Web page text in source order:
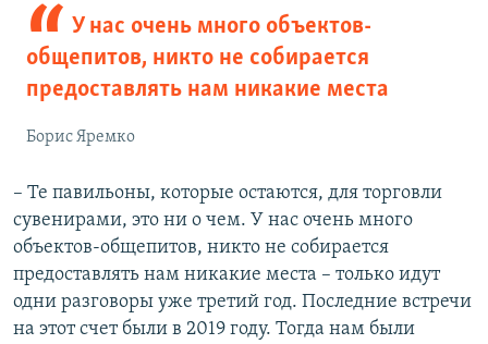
У нас очень много объектов-
общепитов, никто не собирается
предоставлять нам никакие места
Борис Яремко
– Те павильоны, которые остаются, для торговли
сувенирами, это ни о чем. У нас очень много
объектов-общепитов, никто не собирается
предоставлять нам никакие места – только идут
одни разговоры уже третий год. Последние встречи
на этот счет были в 2019 году. Тогда нам были